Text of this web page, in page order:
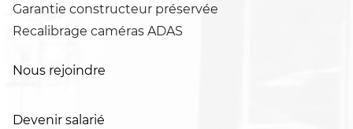
Garantie constructeur préservée
Recalibrage caméras ADAS
Nous rejoindre
Devenir salarié